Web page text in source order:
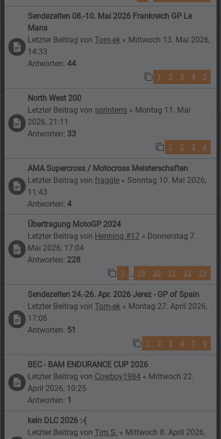
Sendezeiten 08.-10. Mai 2026 Frankreich GP Le
Mans
Letzter Beitrag vonTom-ek « Mittwoch 13. Mai 2026,
14:33
Antworten:44
1 2 3 4 5
North West 200
Letzter Beitrag von sprinterrs « Montag 11. Mai
2026, 21:11
Antworten: 33
1 2 3 4
AMA Supercross / Motocross Meisterschaften
Letzter Beitrag vonfraggle « Sonntag 10. Mai 2026,
11:43
Antworten:4
Übertragung MotoGP 2024
Letzter Beitrag von Henning #17 « Donnerstag 7.
Mai 2026, 17:04
Antworten: 228
1 … 19 20 21 22 23
Sendezeiten 24.-26. Apr. 2026 Jerez - GP of Spain
Letzter Beitrag vonTom-ek « Montag 27. April 2026,
17:06
Antworten: 51
1 2 3 4 5 6
BEC - BAM ENDURANCE CUP 2026
Letzter Beitrag von Cowboy1984 « Mittwoch 22.
April 2026, 10:25
Antworten: 1
kein DLC 2026 :-(
Letzter Beitrag vonTim S. « Mittwoch 8. April 2026,